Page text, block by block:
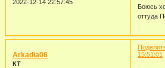
2022-12-14 22:57:45
Боюсь
оттуда
15:51:01
Arkadia06
КТ